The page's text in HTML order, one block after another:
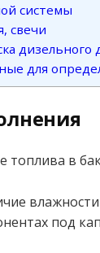
системы
свечи
дизельного
для
топлива в
под